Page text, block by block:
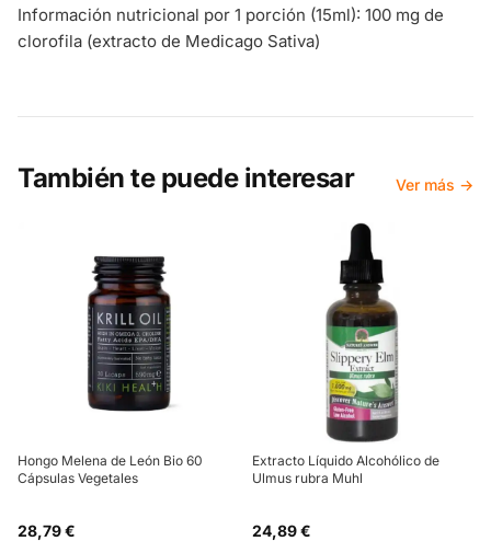
Información nutricional por 1 porción (15ml): 100 mg de
clorofila (extracto de Medicago Sativa)
También te puede interesar Ver más →
Hongo Melena de León Bio 60
Cápsulas Vegetales
28,79 €
Extracto Líquido Alcohólico de
Ulmus rubra Muhl
24,89 €